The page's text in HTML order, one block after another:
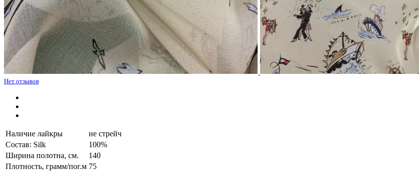
Нет отзывов
Наличие лайкры
не стрейч
Состав: Silk
100%
Ширина полотна, см.
140
Плотность, грамм/пог.м 75